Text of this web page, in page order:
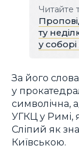
Читайте
ту
у
За його
у
символічна,
УГКЦ у Римі,
Сліпий як
Київською.